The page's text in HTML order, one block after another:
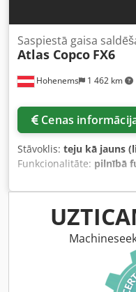
Hohenems 1 462 km
Saspiestā gaisa
Atlas Copco FX6
Cenas
Stāvoklis: teju kā jauns
Funkcionalitāte: pilnībā
FX6 aukstuma žāvētājs.
bāri. Ražošanas gads: